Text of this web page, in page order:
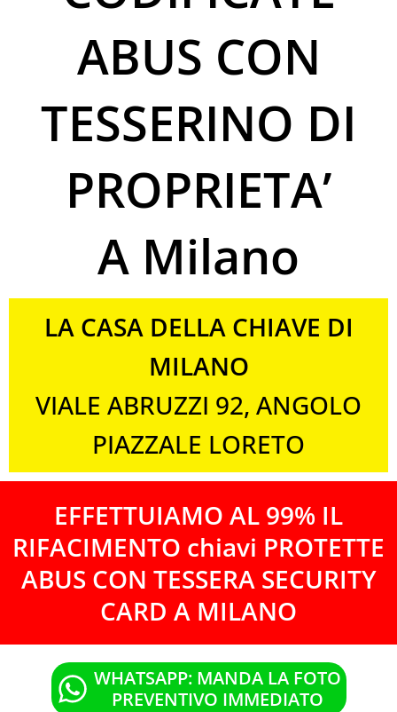
ABUS CON
TESSERINO DI
PROPRIETA’
A Milano
LA CASA DELLA CHIAVE DI
MILANO
VIALE ABRUZZI 92, ANGOLO
PIAZZALE LORETO
EFFETTUIAMO AL 99% IL
RIFACIMENTO chiavi PROTETTE
ABUS CON TESSERA SECURITY
CARD A MILANO
WHATSAPP: MANDA LA FOTO
PREVENTIVO IMMEDIATO